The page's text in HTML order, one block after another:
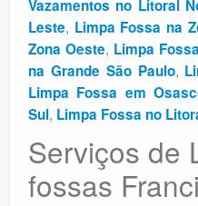
Vazamentos no Litoral
Leste, Limpa Fossa na
Zona Oeste, Limpa
na Grande São Paulo,
Limpa Fossa em
Sul, Limpa Fossa no
Serviços de
fossas